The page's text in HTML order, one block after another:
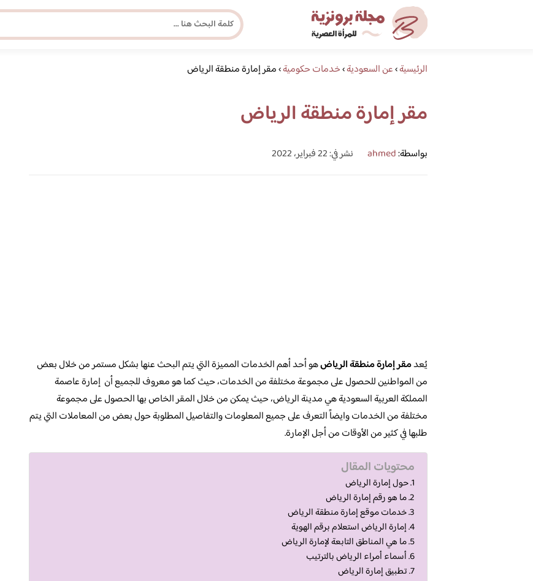
مجلة برونزية للفتاة العصرية الرئيسية›عن السعودية›خدمات حكومية›مقر إمارة منطقة الرياض
مقر إمارة منطقة الرياض
بواسطة:ahmed نشر في: 22 فبراير، 2022
يُعدمقر إمارة منطقة الرياضهو أحد أهم الخدمات المميزة التي يتم البحث عنها بشكل مستمر من خلال بعض
من المواطنين للحصول على مجموعة مختلفة من الخدمات، حيث كما هو معروف للجميع أن إمارة عاصمة
المملكة العربية السعودية هي مدينة الرياض، حيث يمكن من خلال المقر الخاص بها الحصول على مجموعة
مختلفة من الخدمات وايضاً التعرف على جميع المعلومات والتفاصيل المطلوبة حول بعض من المعاملات التي يتم
طلبها في كثير من الأوقات من أجل الإمارة.
محتويات المقال
حول إمارة الرياض
ما هو رقم إمارة الرياض
خدمات موقع إمارة منطقة الرياض
إمارة الرياض استعلام برقم الهوية
ما هي المناطق التابعة لإمارة الرياض
أسماء أمراء الرياض بالترتيب
تطبيق إمارة الرياض